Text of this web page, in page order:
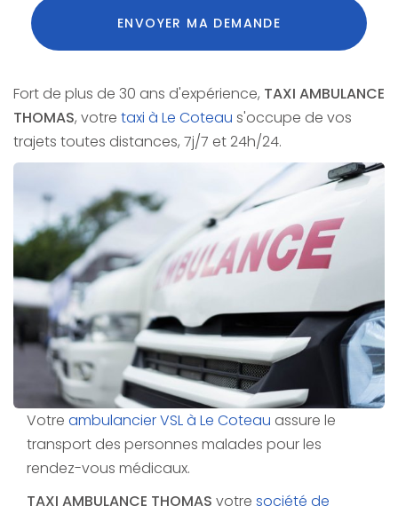
RGPD
*
ENVOYER MA DEMANDE
Fort de plus de 30 ans d'expérience, TAXI AMBULANCE
THOMAS, votre taxi à Le Coteau s'occupe de vos
trajets toutes distances, 7j/7 et 24h/24.
Votre ambulancier VSL à Le Coteau assure le
transport des personnes malades pour les
rendez-vous médicaux.
TAXI AMBULANCE THOMAS votre société de